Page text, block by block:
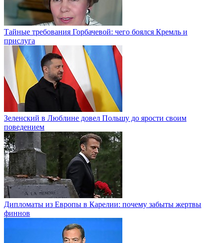
Тайные требования Горбачевой: чего боялся Кремль и
прислуга
Зеленский в Люблине довел Польшу до ярости своим
поведением
Дипломаты из Европы в Карелии: почему забыты жертвы
финнов